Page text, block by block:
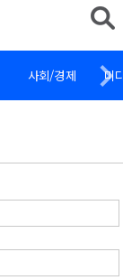
사회/경제 미